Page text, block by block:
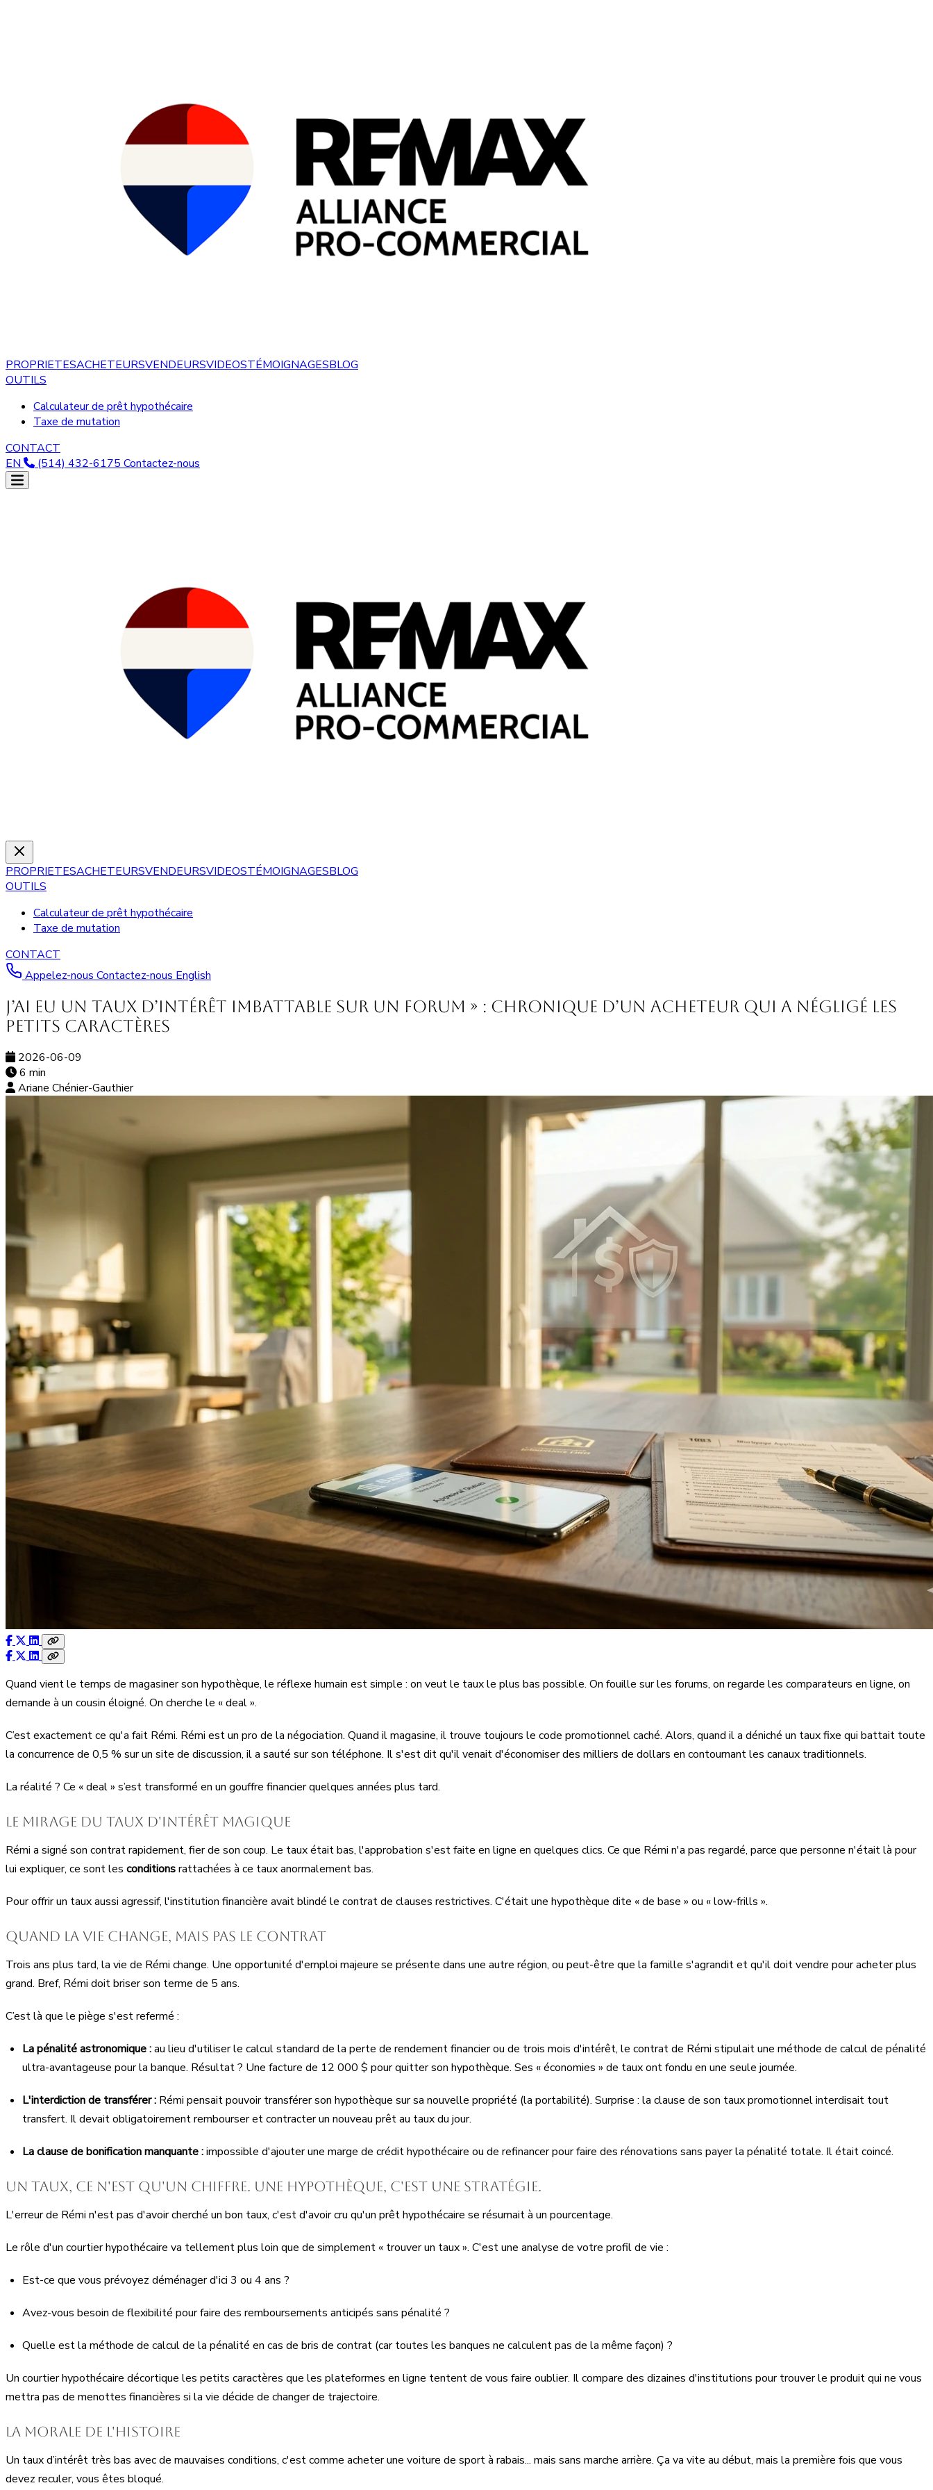
PROPRIETESACHETEURSVENDEURSVIDEOSTÉMOIGNAGESBLOG
OUTILS
Calculateur de prêt hypothécaire
Taxe de mutation
CONTACT
EN
(514) 432-6175 Contactez-nous
PROPRIETESACHETEURSVENDEURSVIDEOSTÉMOIGNAGESBLOG
OUTILS
Calculateur de prêt hypothécaire
Taxe de mutation
CONTACT
Appelez-nous Contactez-nous English
J’ai eu un taux d’intérêt imbattable sur un forum » : chronique d’un acheteur qui a négligé les
petits caractères
2026-06-09
6 min
Ariane Chénier-Gauthier
Quand vient le temps de magasiner son hypothèque, le réflexe humain est simple : on veut le taux le plus bas possible. On fouille sur les forums, on regarde les comparateurs en ligne, on
demande à un cousin éloigné. On cherche le « deal ».
C’est exactement ce qu'a fait Rémi. Rémi est un pro de la négociation. Quand il magasine, il trouve toujours le code promotionnel caché. Alors, quand il a déniché un taux fixe qui battait toute
la concurrence de 0,5 % sur un site de discussion, il a sauté sur son téléphone. Il s'est dit qu'il venait d'économiser des milliers de dollars en contournant les canaux traditionnels.
La réalité ? Ce « deal » s’est transformé en un gouffre financier quelques années plus tard.
Le mirage du taux d'intérêt magique
Rémi a signé son contrat rapidement, fier de son coup. Le taux était bas, l'approbation s'est faite en ligne en quelques clics. Ce que Rémi n'a pas regardé, parce que personne n'était là pour
lui expliquer, ce sont les conditionsrattachées à ce taux anormalement bas.
Pour offrir un taux aussi agressif, l'institution financière avait blindé le contrat de clauses restrictives. C'était une hypothèque dite « de base » ou « low-frills ».
Quand la vie change, mais pas le contrat
Trois ans plus tard, la vie de Rémi change. Une opportunité d'emploi majeure se présente dans une autre région, ou peut-être que la famille s'agrandit et qu'il doit vendre pour acheter plus
grand. Bref, Rémi doit briser son terme de 5 ans.
C’est là que le piège s'est refermé :
La pénalité astronomique :au lieu d'utiliser le calcul standard de la perte de rendement financier ou de trois mois d'intérêt, le contrat de Rémi stipulait une méthode de calcul de pénalité
ultra-avantageuse pour la banque. Résultat ? Une facture de 12 000 $ pour quitter son hypothèque. Ses « économies » de taux ont fondu en une seule journée.
L'interdiction de transférer : Rémi pensait pouvoir transférer son hypothèque sur sa nouvelle propriété (la portabilité). Surprise : la clause de son taux promotionnel interdisait tout
transfert. Il devait obligatoirement rembourser et contracter un nouveau prêt au taux du jour.
La clause de bonification manquante :impossible d'ajouter une marge de crédit hypothécaire ou de refinancer pour faire des rénovations sans payer la pénalité totale. Il était coincé.
Un taux, ce n'est qu'un chiffre. Une hypothèque, c'est une stratégie.
L'erreur de Rémi n'est pas d'avoir cherché un bon taux, c'est d'avoir cru qu'un prêt hypothécaire se résumait à un pourcentage.
Le rôle d'un courtier hypothécaire va tellement plus loin que de simplement « trouver un taux ». C'est une analyse de votre profil de vie :
Est-ce que vous prévoyez déménager d'ici 3 ou 4 ans ?
Avez-vous besoin de flexibilité pour faire des remboursements anticipés sans pénalité ?
Quelle est la méthode de calcul de la pénalité en cas de bris de contrat (car toutes les banques ne calculent pas de la même façon) ?
Un courtier hypothécaire décortique les petits caractères que les plateformes en ligne tentent de vous faire oublier. Il compare des dizaines d'institutions pour trouver le produit qui ne vous
mettra pas de menottes financières si la vie décide de changer de trajectoire.
La morale de l'histoire
Un taux d’intérêt très bas avec de mauvaises conditions, c'est comme acheter une voiture de sport à rabais... mais sans marche arrière. Ça va vite au début, mais la première fois que vous
devez reculer, vous êtes bloqué.